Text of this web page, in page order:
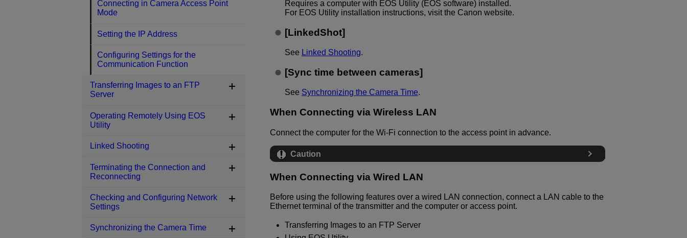
Requires a computer with EOS Utility (EOS software) installed.
For EOS Utility installation instructions, visit the Canon website.
[LinkedShot]
See Linked Shooting.
[Sync time between cameras]
See Synchronizing the Camera Time.
When Connecting via Wireless LAN
Connect the computer for the Wi-Fi connection to the access point in advance.
Caution
When Connecting via Wired LAN
Before using the following features over a wired LAN connection, connect a LAN cable to the
Ethernet terminal of the transmitter and the computer or access point.
Transferring Images to an FTP Server
Connecting in Camera Access Point
Mode
Setting the IP Address
Configuring Settings for the
Communication Function
Transferring Images to an FTP
Server
Operating Remotely Using EOS
Utility
Linked Shooting
Terminating the Connection and
Reconnecting
Checking and Configuring Network
Settings
Synchronizing the Camera Time